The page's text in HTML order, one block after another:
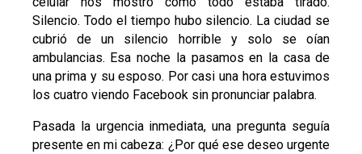
Silencio. Todo el tiempo hubo silencio. La ciudad se
cubrió de un silencio horrible y solo se oían
ambulancias. Esa noche la pasamos en la casa de
una prima y su esposo. Por casi una hora estuvimos
los cuatro viendo Facebook sin pronunciar palabra.
Pasada la urgencia inmediata, una pregunta seguía
presente en mi cabeza: ¿Por qué ese deseo urgente